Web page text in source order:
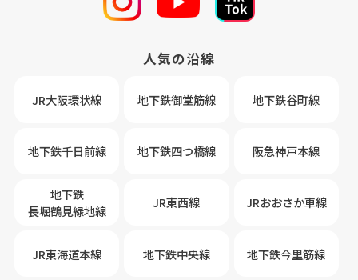
人気の沿線
JR大阪環状線 地下鉄御堂筋線 地下鉄谷町線
地下鉄千日前線 地下鉄四つ橋線 阪急神戸本線
地下鉄
長堀鶴見緑地線
JR東西線 JRおおさか車線
JR東海道本線 地下鉄中央線 地下鉄今里筋線